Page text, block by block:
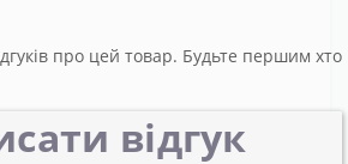
про цей товар. Будьте першим хто
відгук